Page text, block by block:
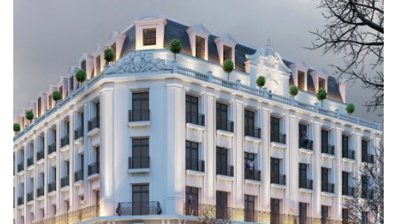
KHU ĐÔ THỊ CHÙA HÀ TIÊN
HẠ TẦNG KỸ THUẬT